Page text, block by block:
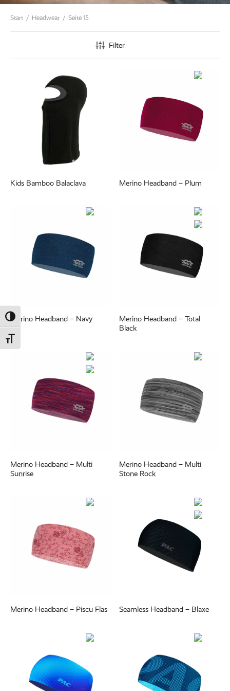
Umschalten auf hohe Kontraste
Schrift vergrößern
Start / Headwear / Seite 15
Filter
Kids Bamboo Balaclava Merino Headband – Plum
Merino Headband – Navy
Merino Headband – Total
Black
Merino Headband – Multi
Sunrise
Merino Headband – Multi
Stone Rock
Merino Headband – Piscu Flas Seamless Headband – Blaxe